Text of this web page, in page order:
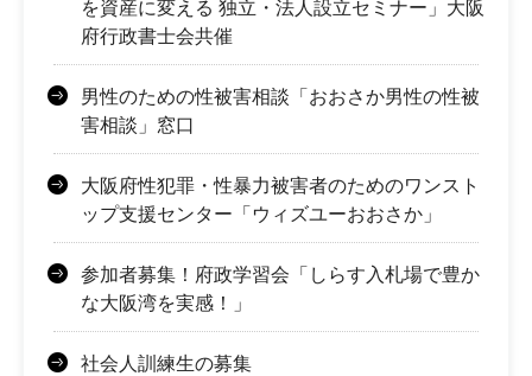
を資産に変える 独立・法人設立セミナー」大阪
府行政書士会共催
男性のための性被害相談「おおさか男性の性被
害相談」窓口
大阪府性犯罪・性暴力被害者のためのワンスト
ップ支援センター「ウィズユーおおさか」
参加者募集！府政学習会「しらす入札場で豊か
な大阪湾を実感！」
社会人訓練生の募集